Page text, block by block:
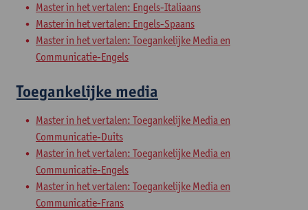
Master in het vertalen: Engels-Italiaans
Master in het vertalen: Engels-Spaans
Master in het vertalen: Toegankelijke Media en
Communicatie-Engels
Toegankelijke media
Master in het vertalen: Toegankelijke Media en
Communicatie-Duits
Master in het vertalen: Toegankelijke Media en
Communicatie-Engels
Master in het vertalen: Toegankelijke Media en
Communicatie-Frans